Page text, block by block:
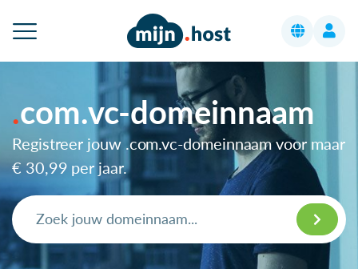
com.vc-domeinnaam
Registreer jouw .com.vc-domeinnaam voor maar
€ 30,99 per jaar.